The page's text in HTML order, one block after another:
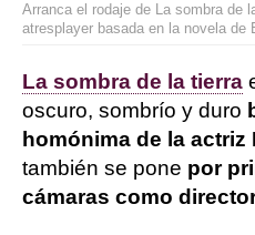
Arranca el rodaje de La sombra de
atresplayer basada en la novela de
La sombra de la tierra
oscuro, sombrío y duro
homónima de la actriz
también se pone por
cámaras como